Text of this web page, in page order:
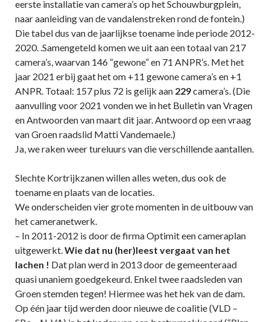
eerste installatie van camera’s op het Schouwburgplein,
naar aanleiding van de vandalenstreken rond de fontein.)
Die tabel dus van de jaarlijkse toename inde periode 2012-
2020. .Samengeteld komen we uit aan een totaal van 217
camera’s, waarvan 146 “gewone” en 71 ANPR’s. Met het
jaar 2021 erbij gaat het om +11 gewone camera’s en +1
ANPR. Totaal: 157 plus 72 is gelijk aan 229camera’s. (Die
aanvulling voor 2021 vonden we in het Bulletin van Vragen
en Antwoorden van maart dit jaar. Antwoord op een vraag
van Groen raadslid Matti Vandemaele.)
Ja, we raken weer tureluurs van die verschillende aantallen.
Slechte Kortrijkzanen willen alles weten, dus ook de
toename en plaats van de locaties.
We onderscheiden vier grote momenten in de uitbouw van
het cameranetwerk.
– In 2011-2012 is door de firma Optimit een cameraplan
uitgewerkt.Wie dat nu (her)leest vergaat van het
lachen ! Dat plan werd in 2013 door de gemeenteraad
quasi unaniem goedgekeurd. Enkel twee raadsleden van
Groen stemden tegen! Hiermee was het hek van de dam.
Op één jaar tijd werden door nieuwe de coalitie (VLD –